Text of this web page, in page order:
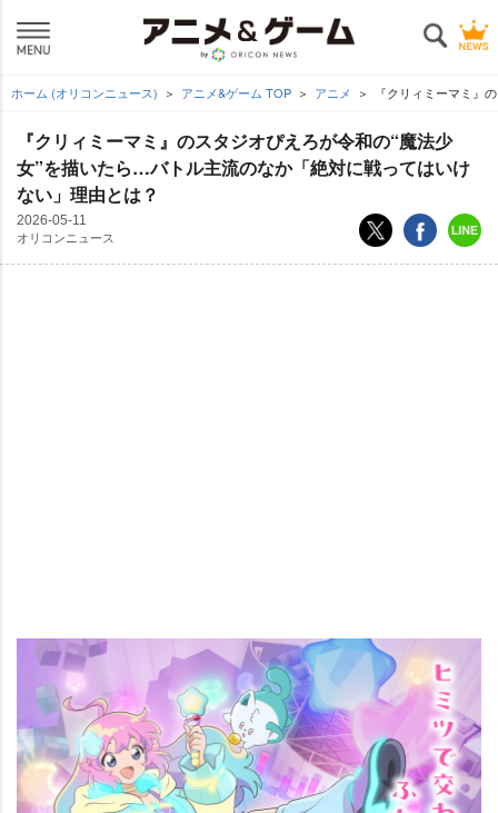
ホーム (オリコンニュース) アニメ&ゲーム TOP アニメ 『クリィミーマミ』
『クリィミーマミ』のスタジオぴえろが令和の“魔法少
女”を描いたら…バトル主流のなか「絶対に戦ってはいけ
ない」理由とは？
2026-05-11
オリコンニュース